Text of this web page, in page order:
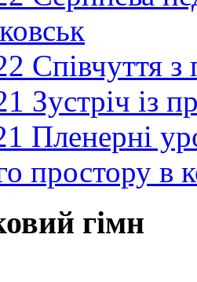
Співчуття з
Зустріч із
Пленерні
простору
гімн